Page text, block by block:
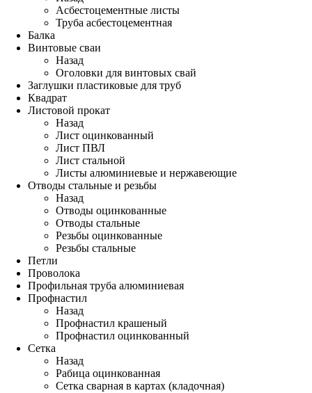
Асбестоцементные листы
Труба асбестоцементная
Балка
Винтовые сваи
Назад
Оголовки для винтовых свай
Заглушки пластиковые для труб
Квадрат
Листовой прокат
Назад
Лист оцинкованный
Лист ПВЛ
Лист стальной
Листы алюминиевые и нержавеющие
Отводы стальные и резьбы
Назад
Отводы оцинкованные
Отводы стальные
Резьбы оцинкованные
Резьбы стальные
Петли
Проволока
Профильная труба алюминиевая
Профнастил
Назад
Профнастил крашеный
Профнастил оцинкованный
Сетка
Назад
Рабица оцинкованная
Сетка сварная в картах (кладочная)